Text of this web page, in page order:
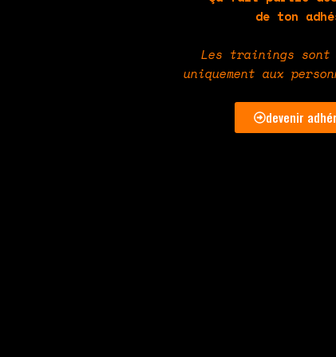
de ton
Les trainings sont
uniquement aux
devenir